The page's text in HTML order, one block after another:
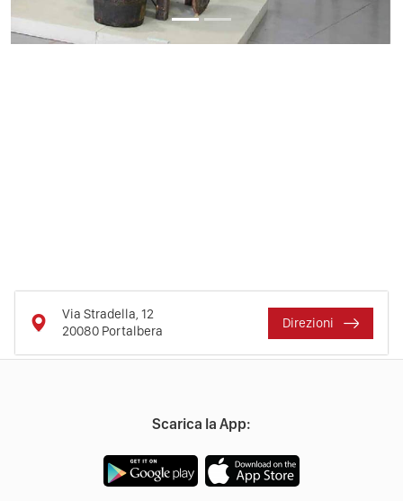
Via Stradella, 12
20080 Portalbera
Direzioni
Scarica la App: